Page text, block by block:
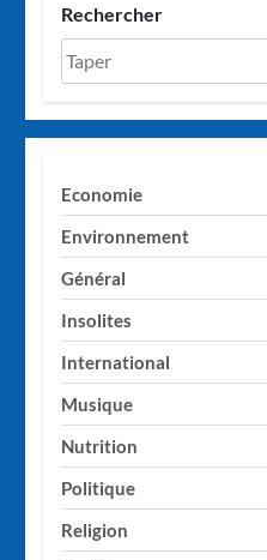
Rechercher
Economie
Environnement
Général
Insolites
International
Musique
Nutrition
Politique
Religion